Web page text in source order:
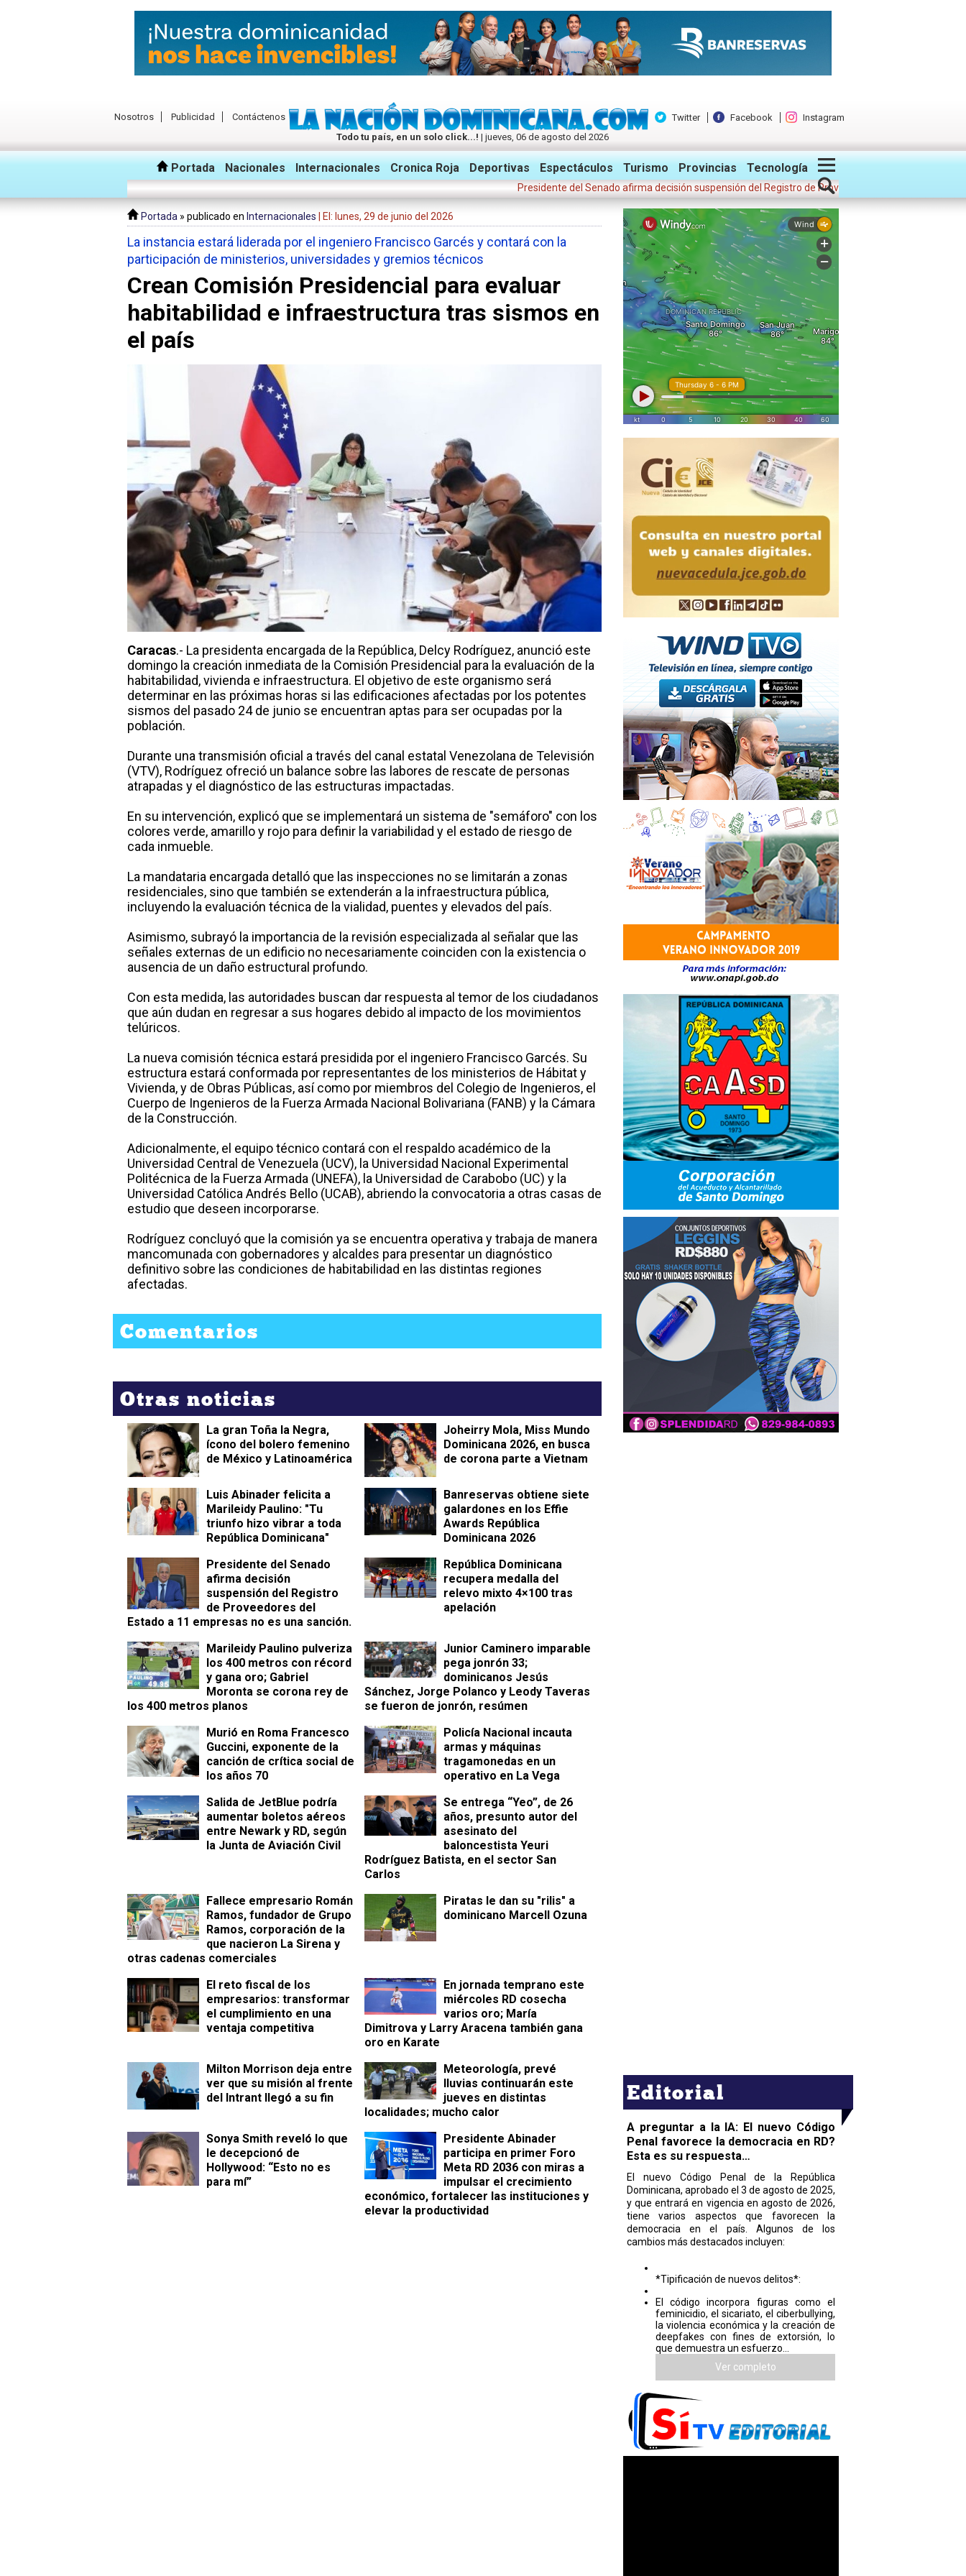
Nosotros Publicidad
Contáctenos
Todo tu país, en un solo click...! | jueves, 06 de agosto del 2026
Twitter Facebook Instagram
Portada Nacionales Internacionales Cronica Roja Deportivas Espectáculos Turismo Provincias Tecnología
Presidente del Senado afirma decisión suspensión del Registro de Proveedores del Estado a 11 empresas
Portada » publicado en Internacionales | El: lunes, 29 de junio del 2026
La instancia estará liderada por el ingeniero Francisco Garcés y contará con la
participación de ministerios, universidades y gremios técnicos
Crean Comisión Presidencial para evaluar
habitabilidad e infraestructura tras sismos en
el país
Caracas.- La presidenta encargada de la República, Delcy Rodríguez, anunció este
domingo la creación inmediata de la Comisión Presidencial para la evaluación de la
habitabilidad, vivienda e infraestructura. El objetivo de este organismo será
determinar en las próximas horas si las edificaciones afectadas por los potentes
sismos del pasado 24 de junio se encuentran aptas para ser ocupadas por la
población.
Durante una transmisión oficial a través del canal estatal Venezolana de Televisión
(VTV), Rodríguez ofreció un balance sobre las labores de rescate de personas
atrapadas y el diagnóstico de las estructuras impactadas.
En su intervención, explicó que se implementará un sistema de "semáforo" con los
colores verde, amarillo y rojo para definir la variabilidad y el estado de riesgo de
cada inmueble.
La mandataria encargada detalló que las inspecciones no se limitarán a zonas
residenciales, sino que también se extenderán a la infraestructura pública,
incluyendo la evaluación técnica de la vialidad, puentes y elevados del país.
Asimismo, subrayó la importancia de la revisión especializada al señalar que las
señales externas de un edificio no necesariamente coinciden con la existencia o
ausencia de un daño estructural profundo.
Con esta medida, las autoridades buscan dar respuesta al temor de los ciudadanos
que aún dudan en regresar a sus hogares debido al impacto de los movimientos
telúricos.
La nueva comisión técnica estará presidida por el ingeniero Francisco Garcés. Su
estructura estará conformada por representantes de los ministerios de Hábitat y
Vivienda, y de Obras Públicas, así como por miembros del Colegio de Ingenieros, el
Cuerpo de Ingenieros de la Fuerza Armada Nacional Bolivariana (FANB) y la Cámara
de la Construcción.
Adicionalmente, el equipo técnico contará con el respaldo académico de la
Universidad Central de Venezuela (UCV), la Universidad Nacional Experimental
Politécnica de la Fuerza Armada (UNEFA), la Universidad de Carabobo (UC) y la
Universidad Católica Andrés Bello (UCAB), abriendo la convocatoria a otras casas de
estudio que deseen incorporarse.
Rodríguez concluyó que la comisión ya se encuentra operativa y trabaja de manera
mancomunada con gobernadores y alcaldes para presentar un diagnóstico
definitivo sobre las condiciones de habitabilidad en las distintas regiones
afectadas.
Comentarios
Otras noticias
La gran Toña la Negra,
ícono del bolero femenino
de México y Latinoamérica
Joheirry Mola, Miss Mundo
Dominicana 2026, en busca
de corona parte a Vietnam
Luis Abinader felicita a
Marileidy Paulino: "Tu
triunfo hizo vibrar a toda
República Dominicana"
Banreservas obtiene siete
galardones en los Effie
Awards República
Dominicana 2026
Presidente del Senado
afirma decisión
suspensión del Registro
de Proveedores del
Estado a 11 empresas no es una sanción.
República Dominicana
recupera medalla del
relevo mixto 4×100 tras
apelación
Marileidy Paulino pulveriza
los 400 metros con récord
y gana oro; Gabriel
Moronta se corona rey de
los 400 metros planos
Junior Caminero imparable
pega jonrón 33;
dominicanos Jesús
Sánchez, Jorge Polanco y Leody Taveras
se fueron de jonrón, resúmen
Murió en Roma Francesco
Guccini, exponente de la
canción de crítica social de
los años 70
Policía Nacional incauta
armas y máquinas
tragamonedas en un
operativo en La Vega
Salida de JetBlue podría
aumentar boletos aéreos
entre Newark y RD, según
la Junta de Aviación Civil
Se entrega “Yeo”, de 26
años, presunto autor del
asesinato del
baloncestista Yeuri
Rodríguez Batista, en el sector San
Carlos
Fallece empresario Román
Ramos, fundador de Grupo
Ramos, corporación de la
que nacieron La Sirena y
otras cadenas comerciales
Piratas le dan su "rilis" a
dominicano Marcell Ozuna
​El reto fiscal de los
empresarios: transformar
el cumplimiento en una
ventaja competitiva
En jornada temprano este
miércoles RD cosecha
varios oro; María
Dimitrova y Larry Aracena también gana
oro en Karate
Milton Morrison deja entre
ver que su misión al frente
del Intrant llegó a su fin
Meteorología, prevé
lluvias continuarán este
jueves en distintas
localidades; mucho calor
Sonya Smith reveló lo que
le decepcionó de
Hollywood: “Esto no es
para mí”
Presidente Abinader
participa en primer Foro
Meta RD 2036 con miras a
impulsar el crecimiento
económico, fortalecer las instituciones y
elevar la productividad
Editorial
A preguntar a la IA: El nuevo Código
Penal favorece la democracia en RD?
Esta es su respuesta…
El nuevo Código Penal de la República
Dominicana, aprobado el 3 de agosto de 2025,
y que entrará en vigencia en agosto de 2026,
tiene varios aspectos que favorecen la
democracia en el país. Algunos de los
cambios más destacados incluyen:
*Tipificación de nuevos delitos*:
El código incorpora figuras como el
feminicidio, el sicariato, el ciberbullying,
la violencia económica y la creación de
deepfakes con fines de extorsión, lo
que demuestra un esfuerzo...
Ver completo